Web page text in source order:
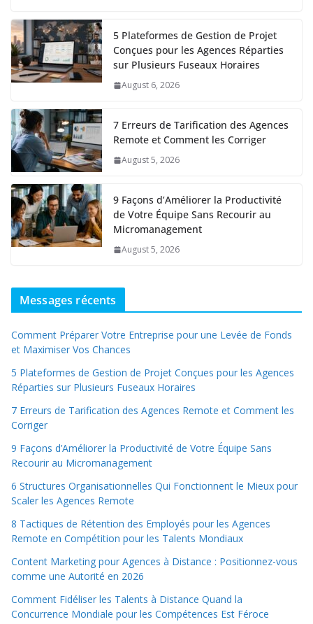
5 Plateformes de Gestion de Projet
Conçues pour les Agences Réparties
sur Plusieurs Fuseaux Horaires
August 6, 2026
7 Erreurs de Tarification des Agences
Remote et Comment les Corriger
August 5, 2026
9 Façons d’Améliorer la Productivité
de Votre Équipe Sans Recourir au
Micromanagement
August 5, 2026
Messages récents
Comment Préparer Votre Entreprise pour une Levée de Fonds
et Maximiser Vos Chances
5 Plateformes de Gestion de Projet Conçues pour les Agences
Réparties sur Plusieurs Fuseaux Horaires
7 Erreurs de Tarification des Agences Remote et Comment les
Corriger
9 Façons d’Améliorer la Productivité de Votre Équipe Sans
Recourir au Micromanagement
6 Structures Organisationnelles Qui Fonctionnent le Mieux pour
Scaler les Agences Remote
8 Tactiques de Rétention des Employés pour les Agences
Remote en Compétition pour les Talents Mondiaux
Content Marketing pour Agences à Distance : Positionnez-vous
comme une Autorité en 2026
Comment Fidéliser les Talents à Distance Quand la
Concurrence Mondiale pour les Compétences Est Féroce